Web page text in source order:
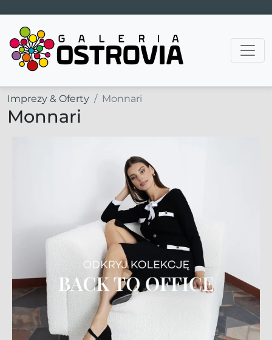
Main Navigation
Imprezy & Oferty Monnari
Monnari